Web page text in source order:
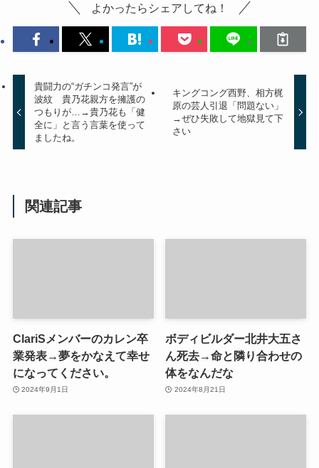
よかったらシェアしてね！
貴闘力の“ガチンコ発言”が
波紋 貴乃花親方を擁護の
つもりが…→貴乃花も「健
全に」と言う言葉を使って
ましたね。
キングコング西野、相方梶
原の芸人引退「問題ない」
→ぜひ失敗して地獄見て下
さい
関連記事
ClariSメンバーのカレン卒
業発表→夢をかなえて幸せ
になってください。
2024年9月1日
ボディビルダー北井大五さ
ん死去→命と隣り合わせの
体をなんだな
2024年8月21日